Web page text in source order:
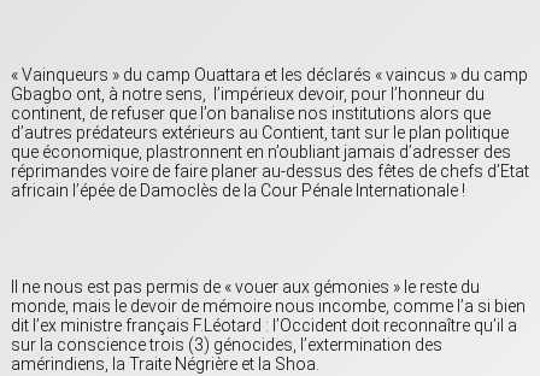
« Vainqueurs » du camp Ouattara et les déclarés « vaincus » du camp
Gbagbo ont, à notre sens, l’impérieux devoir, pour l’honneur du
continent, de refuser que l’on banalise nos institutions alors que
d’autres prédateurs extérieurs au Contient, tant sur le plan politique
que économique, plastronnent en n’oubliant jamais d’adresser des
réprimandes voire de faire planer au-dessus des fêtes de chefs d’Etat
africain l’épée de Damoclès de la Cour Pénale Internationale !
Il ne nous est pas permis de « vouer aux gémonies » le reste du
monde, mais le devoir de mémoire nous incombe, comme l’a si bien
dit l’ex ministre français F.Léotard : l’Occident doit reconnaître qu’il a
sur la conscience trois (3) génocides, l’extermination des
amérindiens, la Traite Négrière et la Shoa.